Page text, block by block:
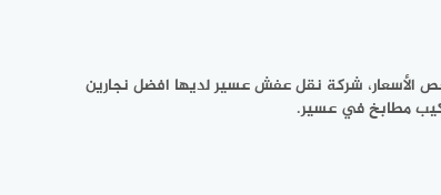
الأسعار، شركة نقل عفش عسير لديها افضل نجارين
مطابخ في عسير.